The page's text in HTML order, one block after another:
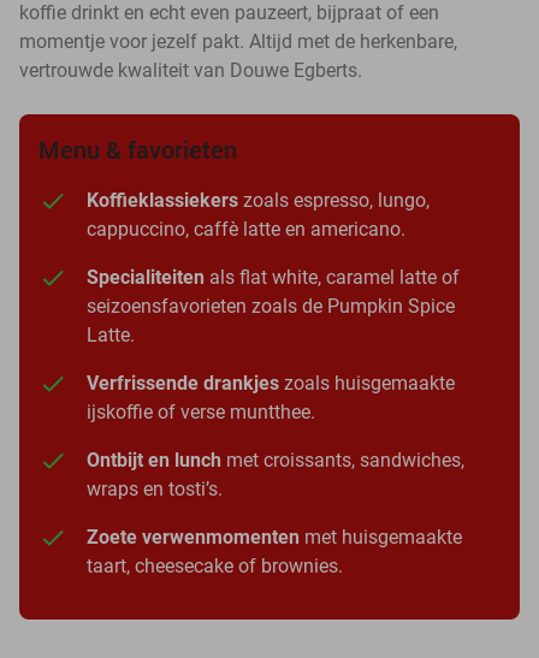
koffie drinkt en echt even pauzeert, bijpraat of een
momentje voor jezelf pakt. Altijd met de herkenbare,
vertrouwde kwaliteit van Douwe Egberts.
Menu & favorieten
Koffieklassiekers zoals espresso, lungo,
cappuccino, caffè latte en americano.
Specialiteiten als flat white, caramel latte of
seizoensfavorieten zoals de Pumpkin Spice
Latte.
Verfrissende drankjes zoals huisgemaakte
ijskoffie of verse muntthee.
Ontbijt en lunch met croissants, sandwiches,
wraps en tosti’s.
Zoete verwenmomenten met huisgemaakte
taart, cheesecake of brownies.